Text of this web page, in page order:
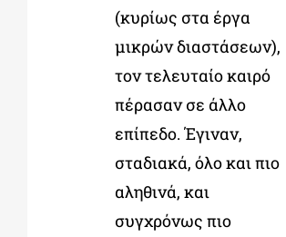
(κυρίως στα έργα
μικρών διαστάσεων),
τον τελευταίο καιρό
πέρασαν σε άλλο
επίπεδο. Έγιναν,
σταδιακά, όλο και πιο
αληθινά, και
συγχρόνως πιο